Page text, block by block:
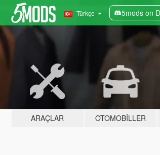
Türkçe 5mods on
ARAÇLAR OTOMOBILLER